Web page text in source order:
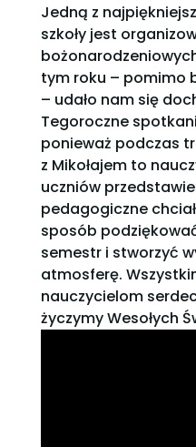
Jedną z
szkoły jest
tym roku – pomimo
– udało nam się
Tegoroczne
ponieważ podczas
z Mikołajem to
uczniów
pedagogiczne
sposób
semestr i stworzyć
atmosferę.
nauczycielom
życzymy Wesołych